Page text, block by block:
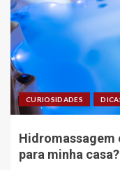
CURIOSIDADES
Hidromassagem
para minha casa?